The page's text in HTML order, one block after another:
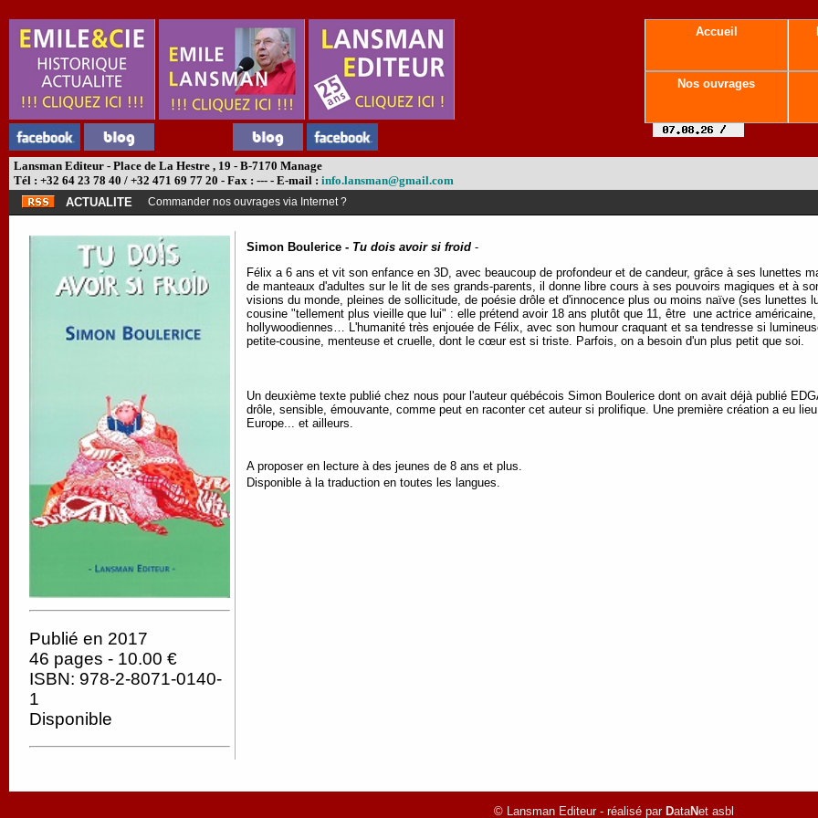
Accueil
Nos ouvrages
Lansman Editeur - Place de La Hestre , 19 - B-7170 Manage
Tél : +32 64 23 78 40 / +32 471 69 77 20 - Fax : --- - E-mail : info.lansman@gmail.com
ACTUALITE Commander nos ouvrages via Internet ?
Publié en 2017
46 pages - 10.00 €
ISBN: 978-2-8071-0140-
1
Disponible
Simon Boulerice - Tu dois avoir si froid -
Félix a 6 ans et vit son enfance en 3D, avec beaucoup de profondeur et de candeur, grâce à ses lunettes
de manteaux d'adultes sur le lit de ses grands-parents, il donne libre cours à ses pouvoirs magiques et à
visions du monde, pleines de sollicitude, de poésie drôle et d'innocence plus ou moins naïve (ses lunettes
cousine "tellement plus vieille que lui" : elle prétend avoir 18 ans plutôt que 11, être une actrice
hollywoodiennes… L'humanité très enjouée de Félix, avec son humour craquant et sa tendresse si
petite-cousine, menteuse et cruelle, dont le cœur est si triste. Parfois, on a besoin d'un plus petit que soi.
Un deuxième texte publié chez nous pour l'auteur québécois Simon Boulerice dont on avait déjà publié
drôle, sensible, émouvante, comme peut en raconter cet auteur si prolifique. Une première création a eu
Europe... et ailleurs.
A proposer en lecture à des jeunes de 8 ans et plus.
Disponible à la traduction en toutes les langues.
© Lansman Editeur - réalisé par DataNet asbl